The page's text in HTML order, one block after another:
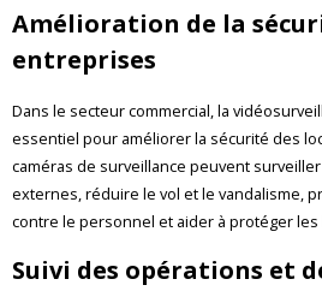
Amélioration de la
entreprises
Dans le secteur commercial, la
essentiel pour améliorer la sécurité des
caméras de surveillance peuvent
externes, réduire le vol et le vandalisme,
contre le personnel et aider à protéger les
Suivi des opérations et